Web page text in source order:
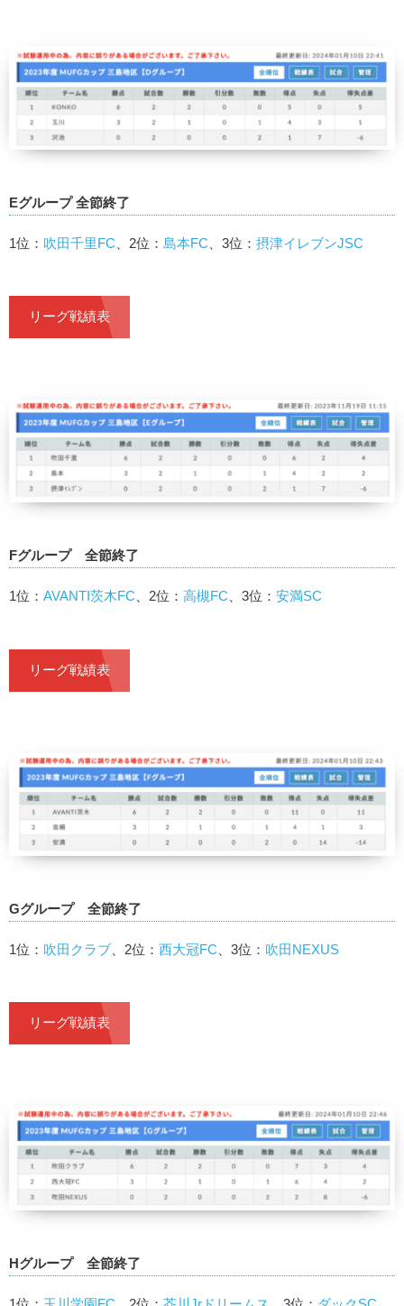
Eグループ 全節終了
1位： 吹田千里FC 、2位： 島本FC 、3位： 摂津イレブンJSC
リーグ戦績表
Fグループ 全節終了
1位： AVANTI茨木FC、2位： 高槻FC、3位： 安満SC
リーグ戦績表
Gグループ 全節終了
1位： 吹田クラブ 、2位： 西大冠FC 、3位： 吹田NEXUS
リーグ戦績表
Hグループ 全節終了